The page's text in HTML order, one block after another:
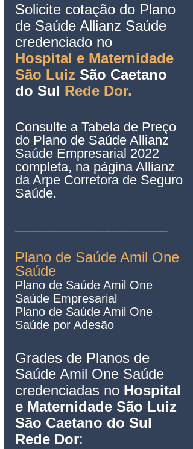
Solicite cotação do Plano
de Saúde Allianz Saúde
credenciado no
Hospital e Maternidade
São Luiz São Caetano
do Sul Rede Dor.
Consulte a Tabela de Preço
do Plano de Saúde Allianz
Saúde Empresarial 2022
completa, na página Allianz
da Arpe Corretora de Seguro
Saúde.
Plano de Saúde Amil One
Saúde
Plano de Saúde Amil One
Saúde Empresarial
Plano de Saúde Amil One
Saúde por Adesão
Grades de Planos de
Saúde Amil One Saúde
credenciadas no Hospital
e Maternidade São Luiz
São Caetano do Sul
Rede Dor: